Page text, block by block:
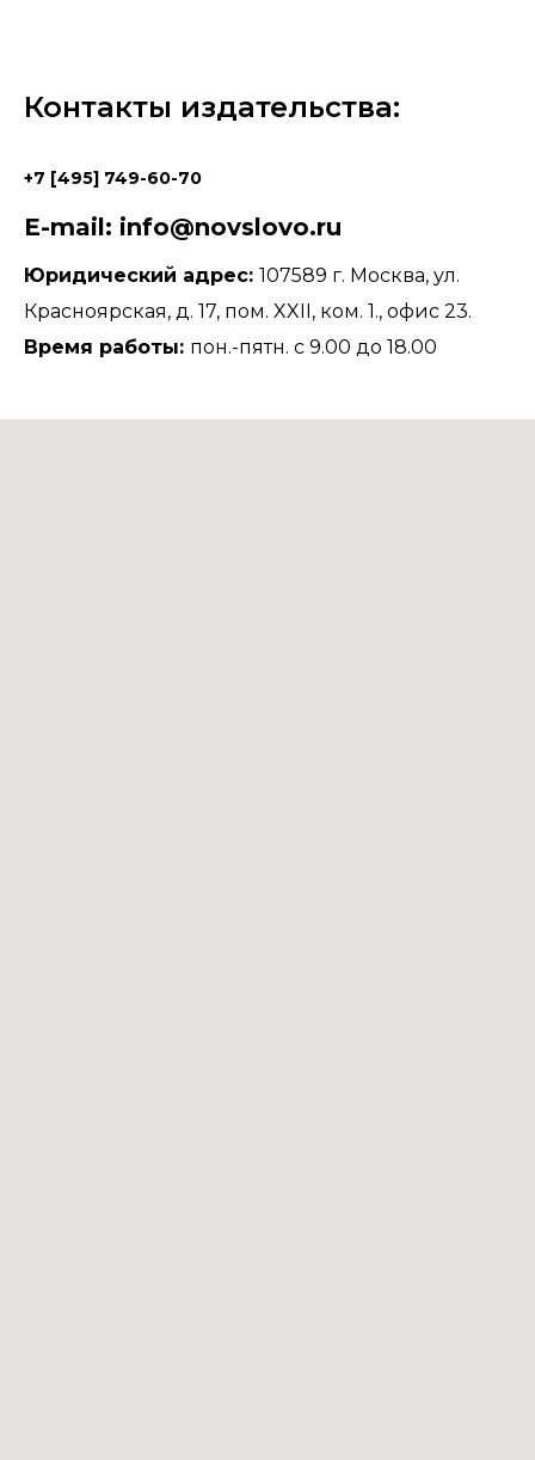
Контакты издательства:
+7 [495] 749-60-70
E-mail: info@novslovo.ru
Юридический адрес: 107589 г. Москва, ул.
Красноярская, д. 17, пом. XXII, ком. 1., офис 23.
Время работы: пон.-пятн. с 9.00 до 18.00